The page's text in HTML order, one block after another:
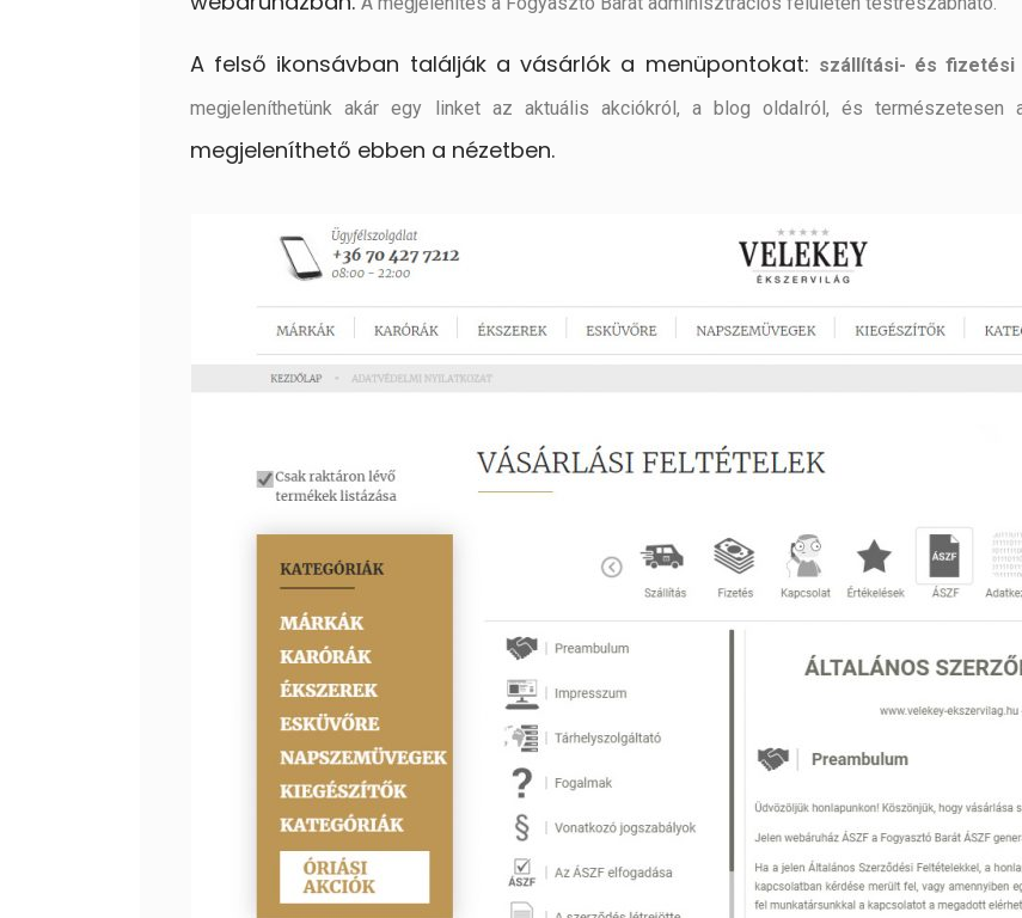
A felső ikonsávban találják a vásárlók a menüpontokat: szállítási- és fizetési
megjeleníthetünk akár egy linket az aktuális akciókról, a blog oldalról, és
megjeleníthető ebben a nézetben.